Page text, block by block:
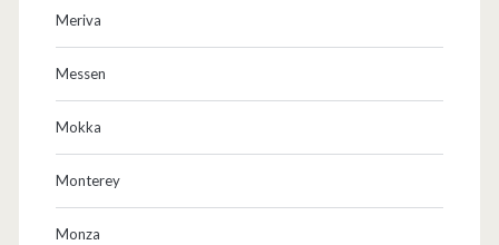
Meriva
Messen
Mokka
Monterey
Monza